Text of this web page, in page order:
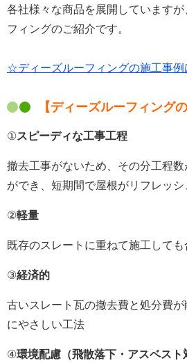
各社様々な商品を展開しています
フィングのご紹介です。
☆ディーズルーフィングの施工事
【ディーズルーフィング
①スピーディな工事工程
撤去工事がないため、その分工程
ができ、短期間で屋根がリフレッシ
②軽量
既存のスレートに重ねて施工して
③経済的
古いスレート瓦の撤去費と処分費が
にやさしい工法
④環境配慮（飛散落下・アスベスト